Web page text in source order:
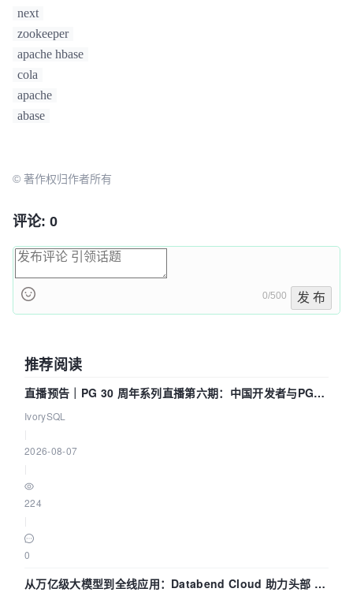
next
zookeeper
apache hbase
cola
apache
abase
© 著作权归作者所有
评论: 0
0/500 发 布
推荐阅读
直播预告｜PG 30 周年系列直播第六期：中国开发者与PG内
核——我们改得动吗？我们贡献了什么？
IvorySQL
2026-08-07
224
0
从万亿级大模型到全线应用：Databend Cloud 助力头部 AI